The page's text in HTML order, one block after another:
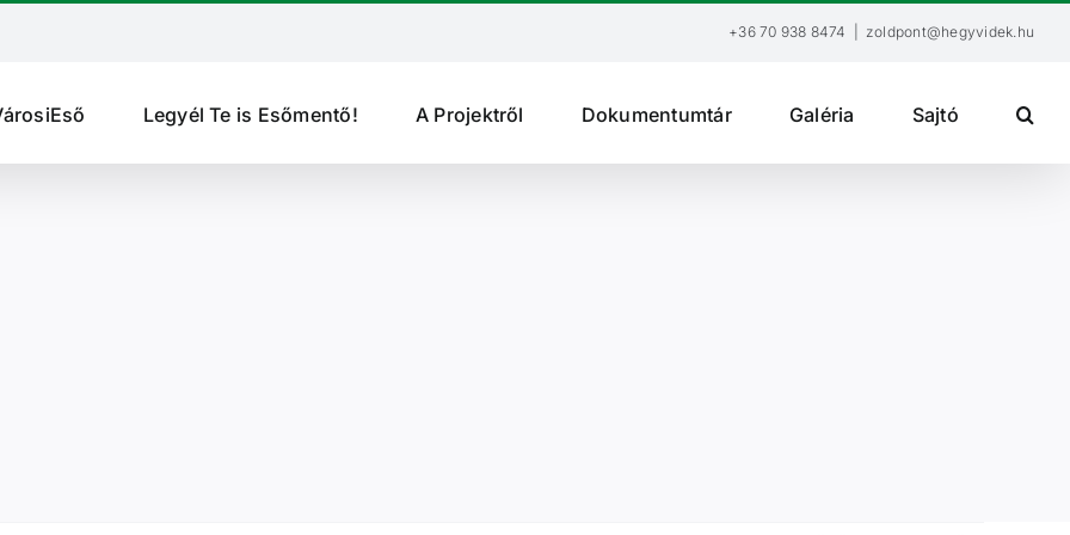
+36 70 938 8474 zoldpont@hegyvidek.hu
Legyél Te is Esőmentő! A Projektről Dokumentumtár Galéria Sajtó